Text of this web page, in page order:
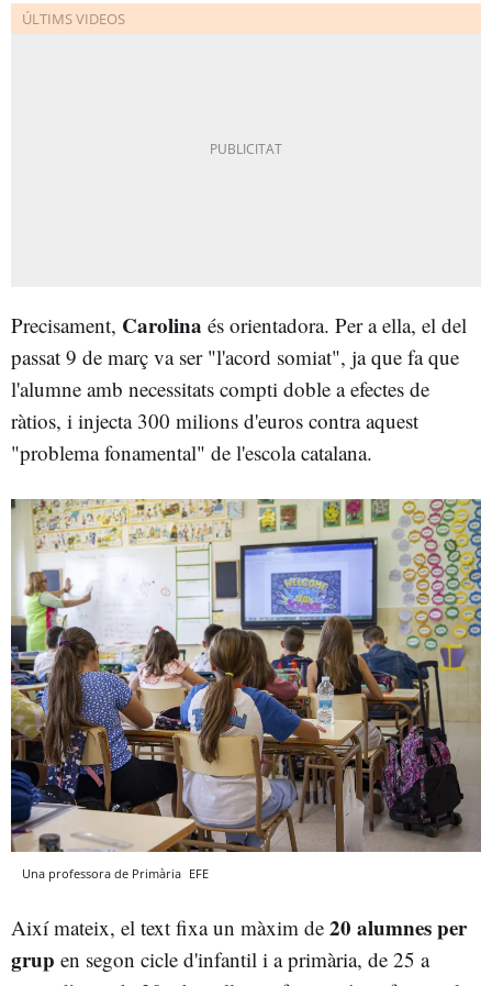
Precisament, Carolina és orientadora. Per a ella, el del
passat 9 de març va ser "l'acord somiat", ja que fa que
l'alumne amb necessitats compti doble a efectes de
ràtios, i injecta 300 milions d'euros contra aquest
"problema fonamental" de l'escola catalana.
Una professora de Primària EFE
Així mateix, el text fixa un màxim de 20 alumnes per
grup en segon cicle d'infantil i a primària, de 25 a